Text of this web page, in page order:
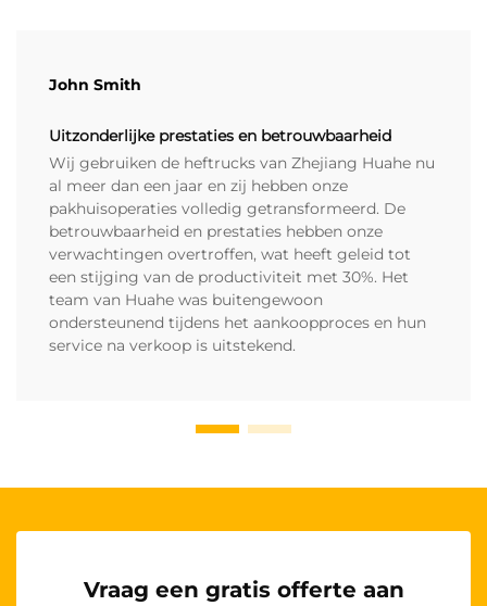
John Smith
Uitzonderlijke prestaties en betrouwbaarheid
Wij gebruiken de heftrucks van Zhejiang Huahe nu
al meer dan een jaar en zij hebben onze
pakhuisoperaties volledig getransformeerd. De
betrouwbaarheid en prestaties hebben onze
verwachtingen overtroffen, wat heeft geleid tot
een stijging van de productiviteit met 30%. Het
team van Huahe was buitengewoon
ondersteunend tijdens het aankoopproces en hun
service na verkoop is uitstekend.
Vraag een gratis offerte aan